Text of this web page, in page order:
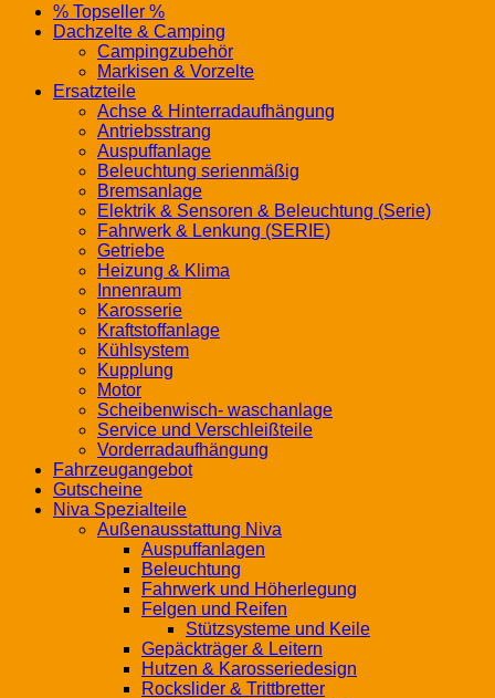
% Topseller %
Dachzelte & Camping
Campingzubehör
Markisen & Vorzelte
Ersatzteile
Achse & Hinterradaufhängung
Antriebsstrang
Auspuffanlage
Beleuchtung serienmäßig
Bremsanlage
Elektrik & Sensoren & Beleuchtung (Serie)
Fahrwerk & Lenkung (SERIE)
Getriebe
Heizung & Klima
Innenraum
Karosserie
Kraftstoffanlage
Kühlsystem
Kupplung
Motor
Scheibenwisch- waschanlage
Service und Verschleißteile
Vorderradaufhängung
Fahrzeugangebot
Gutscheine
Niva Spezialteile
Außenausstattung Niva
Auspuffanlagen
Beleuchtung
Fahrwerk und Höherlegung
Felgen und Reifen
Stützsysteme und Keile
Gepäckträger & Leitern
Hutzen & Karosseriedesign
Rockslider & Trittbretter